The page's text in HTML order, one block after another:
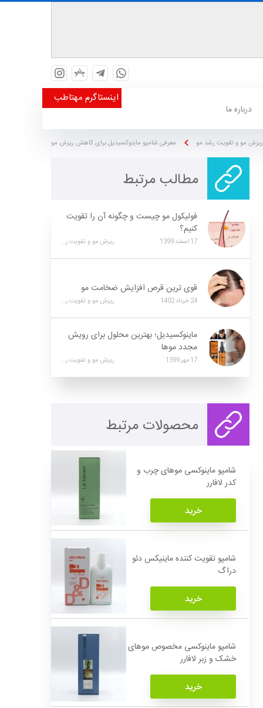
درباره ما
اینستاگرم مهتاطب
ریزش مو و تقویت رشد مو معرفی شامپو ماینوکسیدیل برای کاهش ریزش مو
مطالب مرتبط
فولیکول مو چیست و چگونه آن را تقویت
کنیم؟
17اسفند1399 ریزش مو و تقویت رشد مو
قوی ترین قرص افزایش ضخامت مو
24خرداد1402 ریزش مو و تقویت رشد مو
ماینوکسیدیل؛ بهترین محلول برای رویش
مجدد موها
17مهر1399 ریزش مو و تقویت رشد مو
محصولات مرتبط
شامپو ماینوکسی موهای چرب و
کدر لافارر
خرید
شامپو تقویت کننده ماینیکس دئو
دراگ
خرید
شامپو ماینوکسی مخصوص موهای
خشک و زبر لافارر
خرید